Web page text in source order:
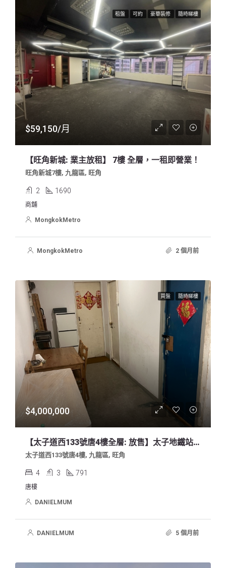
租盤 可約 豪華裝修 隨時睇樓
$59,150/月
【旺角新城: 業主放租】 7樓 全層，一租即營業！
旺角新城7樓, 九龍區, 旺角
2 1690
商舖
MongkokMetro
MongkokMetro 2 個月前
買盤 隨時睇樓
$4,000,000
【太子道西133號唐4樓全層: 放售】太子地鐵站C2出口對面
太子道西133號唐4樓, 九龍區, 旺角
4 3 791
唐樓
DANIELMUM
DANIELMUM 5 個月前